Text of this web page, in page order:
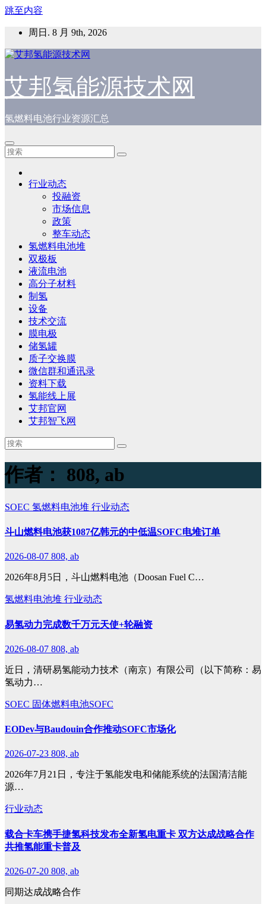
跳至内容
周日. 8 月 9th, 2026
艾邦氢能源技术网
氢燃料电池行业资源汇总
行业动态
投融资
市场信息
政策
整车动态
氢燃料电池堆
双极板
液流电池
高分子材料
制氢
设备
技术交流
膜电极
储氢罐
质子交换膜
微信群和通讯录
资料下载
氢能线上展
艾邦官网
艾邦智飞网
作者： 808, ab
SOEC 氢燃料电池堆 行业动态
斗山燃料电池获1087亿韩元的中低温SOFC电堆订单
2026-08-07 808, ab
2026年8月5日，斗山燃料电池（Doosan Fuel C…
氢燃料电池堆 行业动态
易氢动力完成数千万元天使+轮融资
2026-08-07 808, ab
近日，清研易氢能动力技术（南京）有限公司（以下简称：易
氢动力…
SOEC 固体燃料电池SOFC
EODev与Baudouin合作推动SOFC市场化
2026-07-23 808, ab
2026年7月21日，专注于氢能发电和储能系统的法国清洁能
源…
行业动态
载合卡车携手捷氢科技发布全新氢电重卡 双方达成战略合作
共推氢能重卡普及
2026-07-20 808, ab
同期达成战略合作